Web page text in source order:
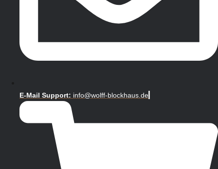
E-Mail Support: info@wolff-blockhaus.de